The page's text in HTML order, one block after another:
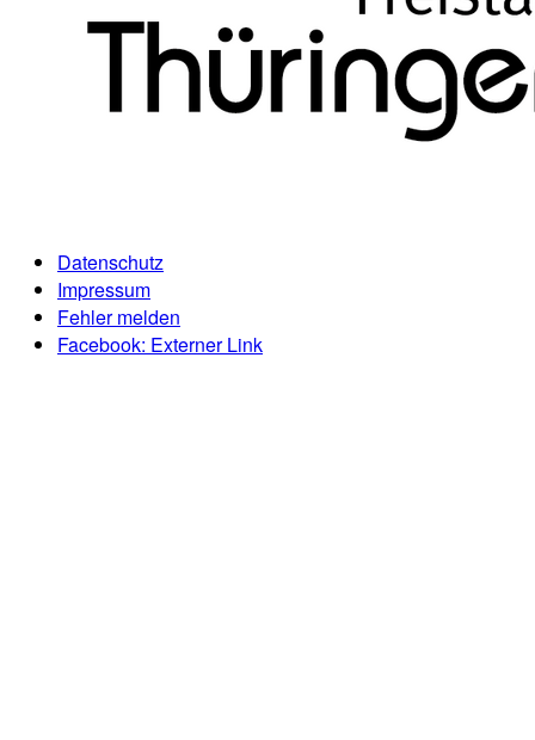
Datenschutz
Impressum
Fehler melden
Facebook: Externer Link